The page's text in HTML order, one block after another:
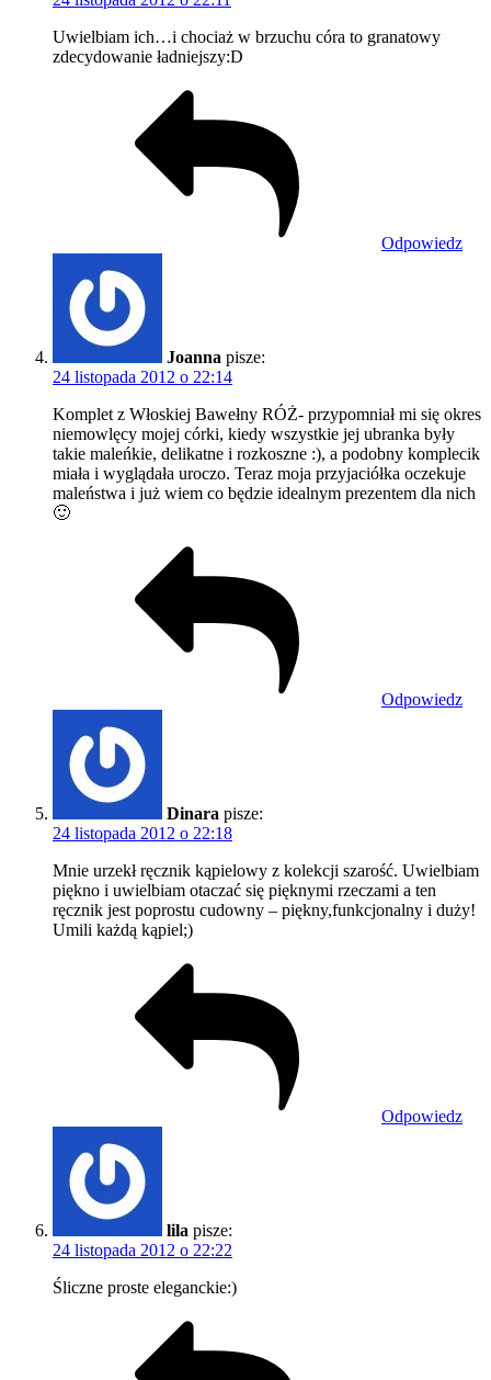
Uwielbiam ich…i chociaż w brzuchu córa to granatowy
zdecydowanie ładniejszy:D
Odpowiedz
Joanna pisze:
24 listopada 2012 o 22:14
Komplet z Włoskiej Bawełny RÓŻ- przypomniał mi się okres
niemowlęcy mojej córki, kiedy wszystkie jej ubranka były
takie maleńkie, delikatne i rozkoszne :), a podobny komplecik
miała i wyglądała uroczo. Teraz moja przyjaciółka oczekuje
maleństwa i już wiem co będzie idealnym prezentem dla nich
🙂
Odpowiedz
Dinara pisze:
24 listopada 2012 o 22:18
Mnie urzekł ręcznik kąpielowy z kolekcji szarość. Uwielbiam
piękno i uwielbiam otaczać się pięknymi rzeczami a ten
ręcznik jest poprostu cudowny – piękny,funkcjonalny i duży!
Umili każdą kąpiel;)
Odpowiedz
lila pisze:
24 listopada 2012 o 22:22
Śliczne proste eleganckie:)